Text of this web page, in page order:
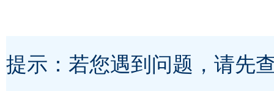
提示：若您遇到问题，请先